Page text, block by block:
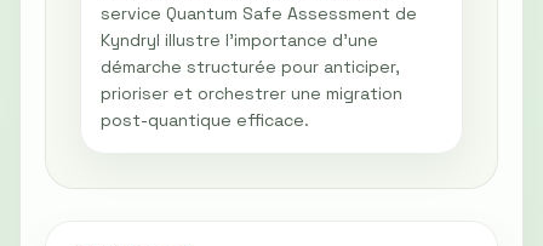
service Quantum Safe Assessment de
Kyndryl illustre l'importance d'une
démarche structurée pour anticiper,
prioriser et orchestrer une migration
post-quantique efficace.